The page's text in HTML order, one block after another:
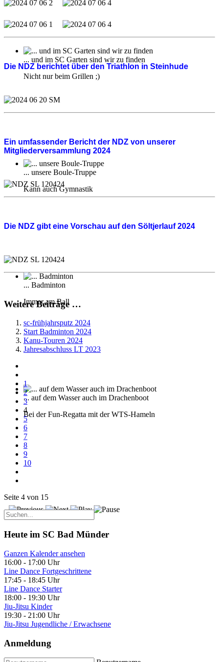
... und im SC Garten sind wir zu finden
Nicht nur beim Grillen ;)
... unsere Boule-Truppe
Kann auch Gymnastik
... Badminton
Immer am Ball
... auf dem Wasser auch im Drachenboot
Bei der Fun-Regatta mit der WTS-Hameln
Die NDZ berichtet über den Triathlon in Steinhude
Ein umfassender Bericht der NDZ von unserer
Mitgliederversammlung 2024
Die NDZ gibt eine Vorschau auf den Söltjerlauf 2024
Weitere Beiträge …
sc-frühjahrsputz 2024
Start Badminton 2024
Kanu-Touren 2024
Jahresabschluss LT 2023
1
2
3
4
5
6
7
8
9
10
Seite 4 von 15
Heute im SC Bad Münder
Ganzen Kalender ansehen
16:00 - 17:00 Uhr
Line Dance Fortgeschrittene
17:45 - 18:45 Uhr
Line Dance Starter
18:00 - 19:30 Uhr
Jiu-Jitsu Kinder
19:30 - 21:00 Uhr
Jiu-Jitsu Jugendliche / Erwachsene
Anmeldung